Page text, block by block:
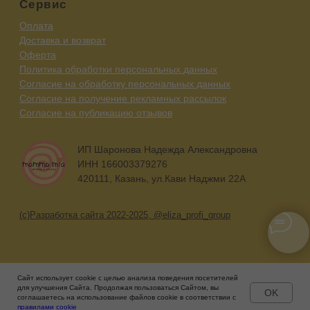
Главная
Сайт использует cookie с целью анализа поведения посетителей
для улучшения Сайта. Продолжая пользоваться Сайтом, вы
соглашаетесь на использование файлов cookie в соответствии с
правилами cookie
OK